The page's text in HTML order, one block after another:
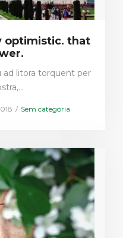
optimistic. that
ad litora torquent per
Posted
Sem categoria